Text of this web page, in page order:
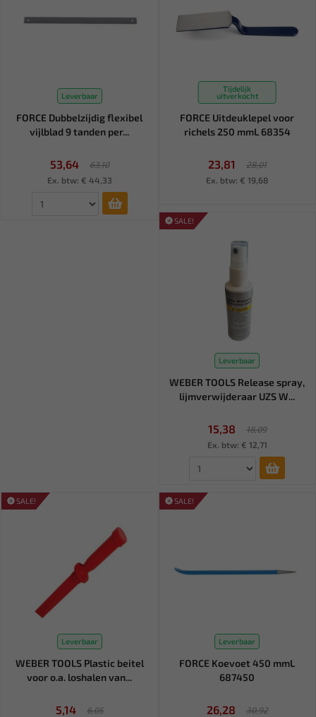
Leverbaar
FORCE Dubbelzijdig flexibel
vijlblad 9 tanden per...
53,64
63,10
Ex. btw: € 44,33
Tijdelijk
uitverkocht
FORCE Uitdeuklepel voor
richels 250 mmL 68354
23,81
28,01
Ex. btw: € 19,68
SALE!
Leverbaar
WEBER TOOLS Release spray,
lijmverwijderaar UZS W...
15,38
18,09
Ex. btw: € 12,71
SALE!
Leverbaar
WEBER TOOLS Plastic beitel
voor o.a. loshalen van...
5,14 6,05
SALE!
Leverbaar
FORCE Koevoet 450 mmL
687450
26,28 30,92